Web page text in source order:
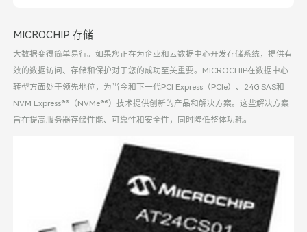
MICROCHIP 存储
大数据变得简单易行。如果您正在为企业和云数据中心开发存储系统，提供有
效的数据访问、存储和保护对于您的成功至关重要。MICROCHIP在数据中心
转型方面处于领先地位，为当今和下一代PCI Express（PCIe）、24G SAS和
NVM Express®®（NVMe®®）技术提供创新的产品和解决方案。这些解决方案
旨在提高服务器存储性能、可靠性和安全性，同时降低整体功耗。